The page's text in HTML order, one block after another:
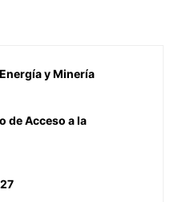
y Minería
de Acceso a la